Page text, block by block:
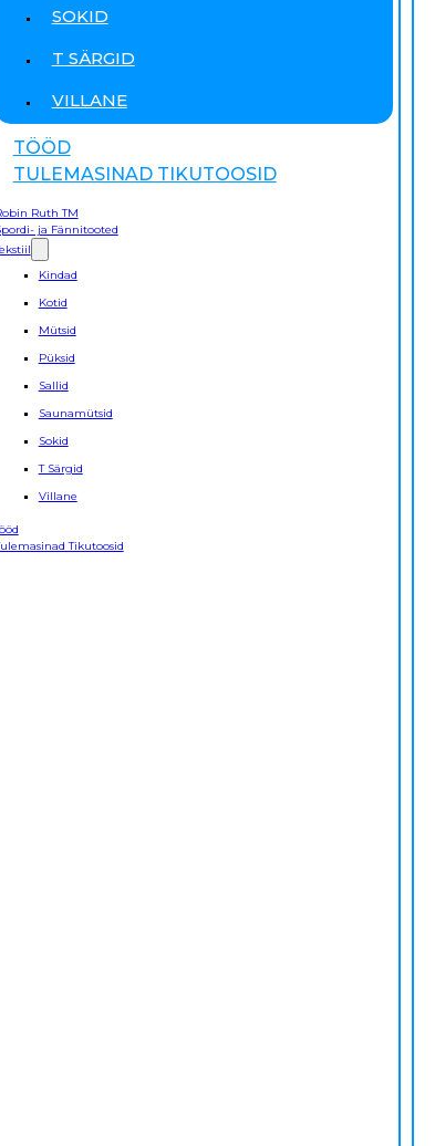
SOKID
T SÄRGID
VILLANE
TÖÖD
TULEMASINAD TIKUTOOSID
Ruth TM
ja Fännitooted
Kindad
Kotid
Mütsid
Püksid
Sallid
Saunamütsid
Sokid
T Särgid
Villane
Tikutoosid